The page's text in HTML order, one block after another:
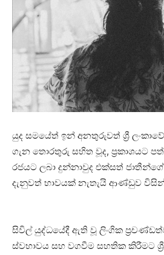
යුද සමයේත් ඉන් අනතුරුවත් ශ්‍රී
ගැන තොරතුරු සහිත වූද, ප්‍රකාශයට පත්
රජයට ලබා දුන්නාවුද එක්සත්
දැනුවත් භාවයක් නැතැයි ආණ්ඩුව
සිවිල් යුද්ධයේදී ඇති වූ ලිංගික
ස්වභාවය සහ වගවීම සහතික කිරීමට ශ්‍රී